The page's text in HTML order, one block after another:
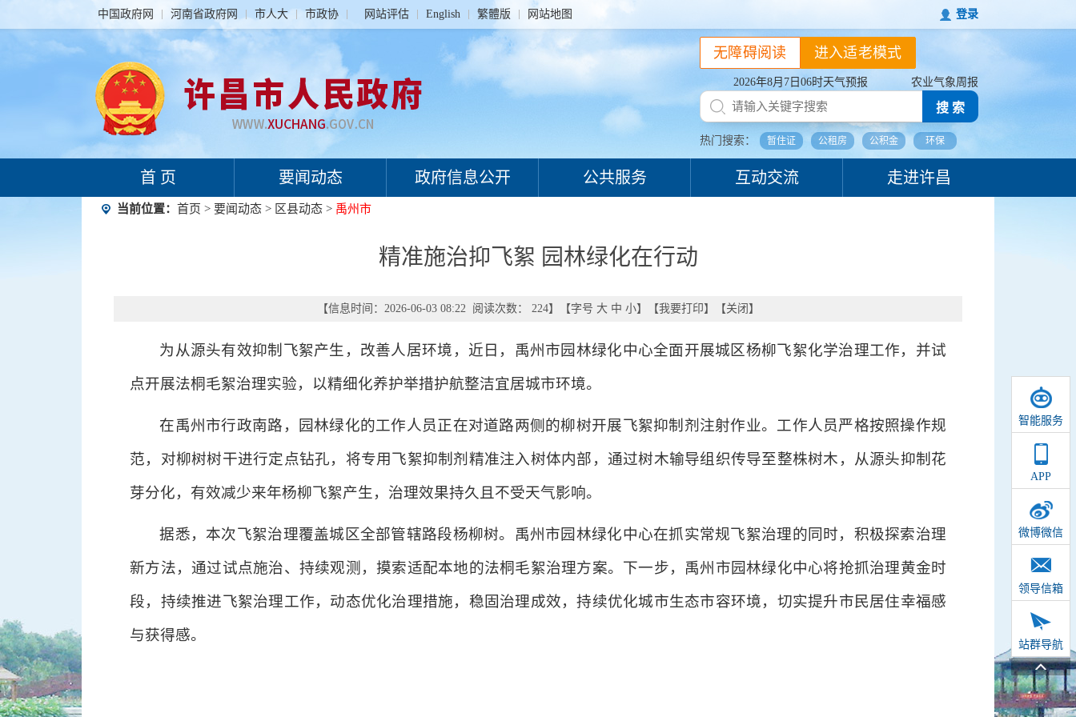
中国政府网 河南省政府网 市人大 市政协 网站评估 English 繁體版 网站地图 登录
2026年8月7日06时天气预报 农业气象周报
搜 索
热门搜索： 暂住证 公租房 公积金 环保
进入适老模式
无障碍阅读
首 页 要闻动态 政府信息公开 公共服务 互动交流 走进许昌
智能服务
APP
微博微信
领导信箱
站群导航
当前位置： 首页 > 要闻动态 > 区县动态 > 禹州市
精准施治抑飞絮 园林绿化在行动
【信息时间：2026-06-03 08:22 阅读次数： 224】【字号 大 中 小】【我要打印】【关闭 】
为从源头有效抑制飞絮产生，改善人居环境，近日，禹州市园林绿化中心全面开展城区杨柳飞絮化学治理工作，并试
点开展法桐毛絮治理实验，以精细化养护举措护航整洁宜居城市环境。
在禹州市行政南路，园林绿化的工作人员正在对道路两侧的柳树开展飞絮抑制剂注射作业。工作人员严格按照操作规
范，对柳树树干进行定点钻孔，将专用飞絮抑制剂精准注入树体内部，通过树木输导组织传导至整株树木，从源头抑制花
芽分化，有效减少来年杨柳飞絮产生，治理效果持久且不受天气影响。
据悉，本次飞絮治理覆盖城区全部管辖路段杨柳树。禹州市园林绿化中心在抓实常规飞絮治理的同时，积极探索治理
新方法，通过试点施治、持续观测，摸索适配本地的法桐毛絮治理方案。下一步，禹州市园林绿化中心将抢抓治理黄金时
段，持续推进飞絮治理工作，动态优化治理措施，稳固治理成效，持续优化城市生态市容环境，切实提升市民居住幸福感
与获得感。